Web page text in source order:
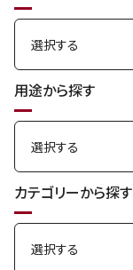
用途から探す
カテゴリーから探す